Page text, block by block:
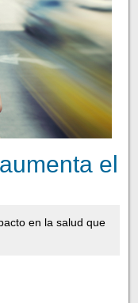
el
en la salud que